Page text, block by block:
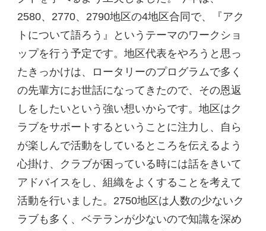
2580、2770、2790地区の4地区合同で、『アク
トについて語ろう』というテーマのワークショ
ップを行う予定です。地区代表をやろうと思っ
たきっかけは、ロータリーのプログラムで多く
の先輩方にお世話になってきたので、その恩返
しをしたいという強い想いからです。地区はク
ラブをサポートするということに注力し、自ら
が楽しんで活動をしているところを伝えるよう
心掛け、クラブが困っている時には話をきいて
アドバイスをし、組織をよくすることを考えて
活動を行いました。2750地区は人数の少ないク
ラブも多く、ベテランが少ないので知識を深め